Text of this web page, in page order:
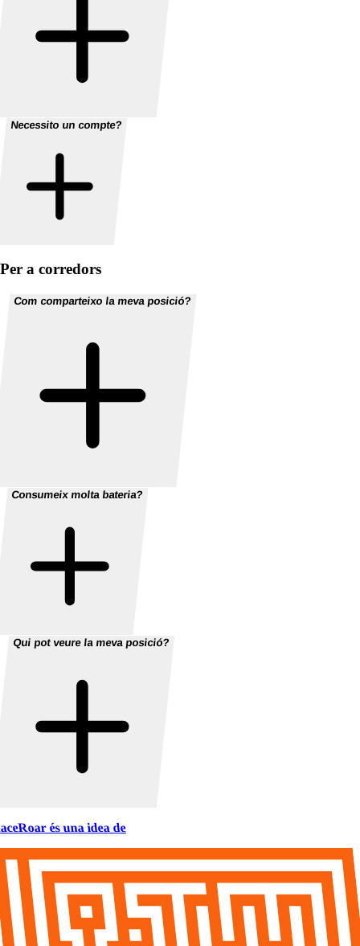
Necessito un compte?
Per a corredors
Com comparteixo la meva posició?
Consumeix molta bateria?
Qui pot veure la meva posició?
és una idea de